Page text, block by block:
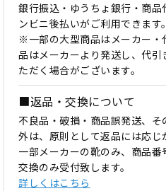
銀行振込・ゆうちょ銀行・商
ンビニ後払いがご利用できます。
※一部の大型商品はメーカー・
品はメーカーより発送し、代
ただく場合がございます。
■返品・交換について
不良品・破損・商品誤発送、
外は、原則として返品には応じ
一部メーカーの靴のみ、商品
交換のみ受付致します。
詳しくはこちら